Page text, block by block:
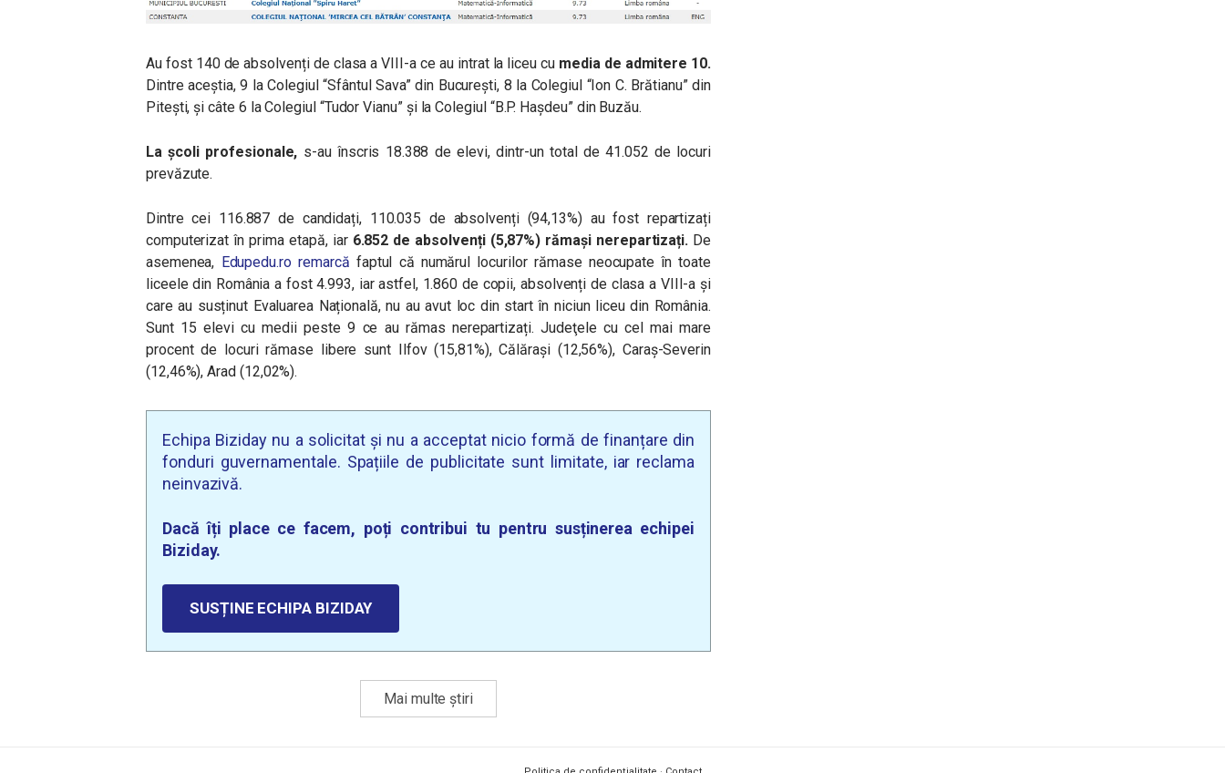
Au fost 140 de absolvenți de clasa a VIII-a ce au intrat la liceu cu media de admitere 10.
Dintre aceștia, 9 la Colegiul “Sfântul Sava” din București, 8 la Colegiul “Ion C. Brătianu” din
Pitești, și câte 6 la Colegiul “Tudor Vianu” și la Colegiul “B.P. Hașdeu” din Buzău.
La școli profesionale, s-au înscris 18.388 de elevi, dintr-un total de 41.052 de locuri
prevăzute.
Dintre cei 116.887 de candidați, 110.035 de absolvenți (94,13%) au fost repartizați
computerizat în prima etapă, iar 6.852 de absolvenți (5,87%) rămaşi nerepartizați. De
asemenea, Edupedu.ro remarcă faptul că numărul locurilor rămase neocupate în toate
liceele din România a fost 4.993, iar astfel, 1.860 de copii, absolvenți de clasa a VIII-a și
care au susținut Evaluarea Națională, nu au avut loc din start în niciun liceu din România.
Sunt 15 elevi cu medii peste 9 ce au rămas nerepartizați. Judeţele cu cel mai mare
procent de locuri rămase libere sunt Ilfov (15,81%), Călăraşi (12,56%), Caraș-Severin
(12,46%), Arad (12,02%).
Echipa Biziday nu a solicitat și nu a acceptat nicio formă de finanțare din
fonduri guvernamentale. Spațiile de publicitate sunt limitate, iar reclama
neinvazivă.
Dacă îți place ce facem, poți contribui tu pentru susținerea echipei
Biziday.
SUSȚINE ECHIPA BIZIDAY
Mai multe știri